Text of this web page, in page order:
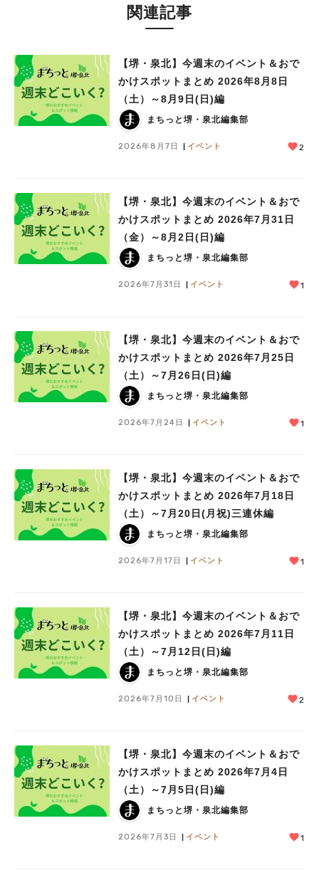
関連記事
【堺・泉北】今週末のイベント＆おで
かけスポットまとめ 2026年8月8日
（土）～8月9日(日)編
まちっと堺・泉北編集部
2026年8月7日 イベント 2
【堺・泉北】今週末のイベント＆おで
かけスポットまとめ 2026年7月31日
（金）～8月2日(日)編
まちっと堺・泉北編集部
2026年7月31日 イベント 1
【堺・泉北】今週末のイベント＆おで
かけスポットまとめ 2026年7月25日
（土）～7月26日(日)編
まちっと堺・泉北編集部
2026年7月24日 イベント 1
【堺・泉北】今週末のイベント＆おで
かけスポットまとめ 2026年7月18日
（土）～7月20日(月祝)三連休編
まちっと堺・泉北編集部
2026年7月17日 イベント 1
【堺・泉北】今週末のイベント＆おで
かけスポットまとめ 2026年7月11日
（土）～7月12日(日)編
まちっと堺・泉北編集部
2026年7月10日 イベント 2
【堺・泉北】今週末のイベント＆おで
かけスポットまとめ 2026年7月4日
（土）～7月5日(日)編
まちっと堺・泉北編集部
2026年7月3日 イベント 1